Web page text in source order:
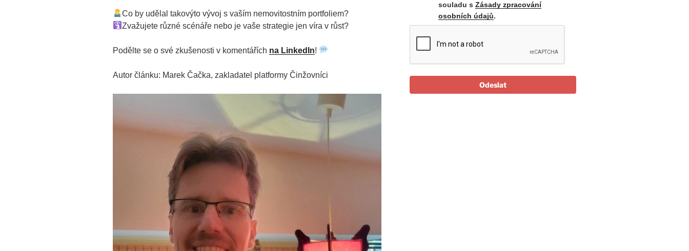
Co by udělal takovýto vývoj s vaším nemovitostním portfoliem?
Zvažujete různé scénáře nebo je vaše strategie jen víra v růst?
Podělte se o své zkušenosti v komentářích na LinkedIn!
Autor článku: Marek Čačka, zakladatel platformy Činžovníci
souladu s Zásady zpracování
osobních údajů.
Odeslat